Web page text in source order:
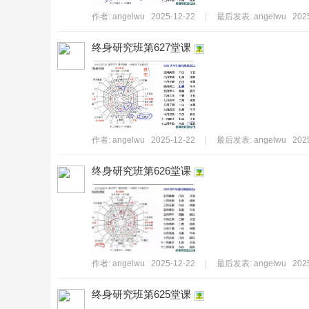
作者: angelwu 2025-12-22 最后发表: angelwu
终身研究班第627堂课
作者: angelwu 2025-12-22 最后发表: angelwu
终身研究班第626堂课
作者: angelwu 2025-12-22 最后发表: angelwu
终身研究班第625堂课